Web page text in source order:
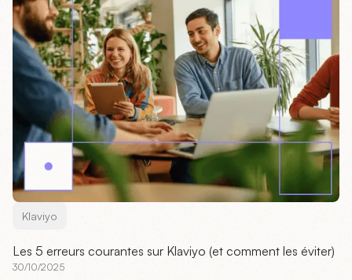
Klaviyo
Les 5 erreurs courantes sur Klaviyo (et comment les éviter)
30/10/2025